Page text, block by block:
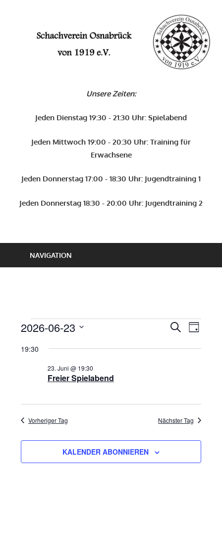
Unsere Zeiten:
Jeden Dienstag 19:30 - 21:30 Uhr: Spielabend
Jeden Mittwoch 19:00 - 20:30 Uhr: Training für
Erwachsene
Jeden Donnerstag 17:00 - 18:30 Uhr: Jugendtraining 1
Jeden Donnerstag 18:30 - 20:00 Uhr: Jugendtraining 2
NAVIGATION
Veranstaltungen
für
Juni
2026
Suche
SUCHE
TAG
2026-06-23
19:30
Freier Spielabend
23. Juni @ 19:30
Vorheriger Tag Nächster Tag
KALENDER ABONNIEREN